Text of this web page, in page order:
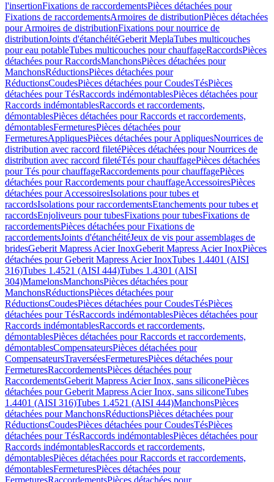
l'insertionFixations de raccordementsPièces détachées pour
Fixations de raccordementsArmoires de distributionPièces détachées
pour Armoires de distributionFixations pour nourrice de
distributionJoints d'étanchéitéGeberit MeplaTubes multicouches
pour eau potableTubes multicouches pour chauffageRaccordsPièces
détachées pour RaccordsManchonsPièces détachées pour
ManchonsRéductionsPièces détachées pour
RéductionsCoudesPièces détachées pour CoudesTésPièces
détachées pour TésRaccords indémontablesPièces détachées pour
Raccords indémontablesRaccords et raccordements,
démontablesPièces détachées pour Raccords et raccordements,
démontablesFermeturesPièces détachées pour
FermeturesAppliquesPièces détachées pour AppliquesNourrices de
distribution avec raccord filetéPièces détachées pour Nourrices de
distribution avec raccord filetéTés pour chauffagePièces détachées
pour Tés pour chauffageRaccordements pour chauffagePièces
détachées pour Raccordements pour chauffageAccessoiresPièces
détachées pour AccessoiresIsolations pour tubes et
raccordsIsolations pour raccordementsEtanchements pour tubes et
raccordsEnjoliveurs pour tubesFixations pour tubesFixations de
raccordementsPièces détachées pour Fixations de
raccordementsJoints d'étanchéitéJeux de vis pour assemblages de
bridesGeberit Mapress Acier InoxGeberit Mapress Acier InoxPièces
détachées pour Geberit Mapress Acier InoxTubes 1.4401 (AISI
316)Tubes 1.4521 (AISI 444)Tubes 1.4301 (AISI
304)MamelonsManchonsPièces détachées pour
ManchonsRéductionsPièces détachées pour
RéductionsCoudesPièces détachées pour CoudesTésPièces
détachées pour TésRaccords indémontablesPièces détachées pour
Raccords indémontablesRaccords et raccordements,
démontablesPièces détachées pour Raccords et raccordements,
démontablesCompensateursPièces détachées pour
CompensateursTraverséesFermeturesPièces détachées pour
FermeturesRaccordementsPièces détachées pour
RaccordementsGeberit Mapress Acier Inox, sans siliconePièces
détachées pour Geberit Mapress Acier Inox, sans siliconeTubes
1.4401 (AISI 316)Tubes 1.4521 (AISI 444)ManchonsPièces
détachées pour ManchonsRéductionsPièces détachées pour
RéductionsCoudesPièces détachées pour CoudesTésPièces
détachées pour TésRaccords indémontablesPièces détachées pour
Raccords indémontablesRaccords et raccordements,
démontablesPièces détachées pour Raccords et raccordements,
démontablesFermeturesPièces détachées pour
FermeturesRaccordementsPièces détachées pour